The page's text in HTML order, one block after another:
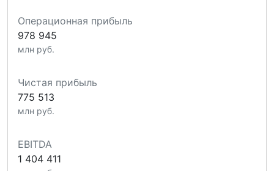
Операционная прибыль
978 945
млн руб.
Чистая прибыль
775 513
млн руб.
EBITDA
1 404 411